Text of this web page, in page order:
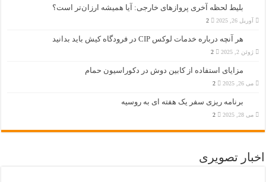
بلیط لحظه آخری پروازهای خارجی: آیا همیشه ارزان‌تر است؟
آوریل 26, 2025 2
هر آنچه درباره خدمات لوکس CIP در فرودگاه‌ کیش باید بدانید
ژوئن 2, 2025 2
مزایای استفاده از کابین دوش در دکوراسیون حمام
می 26, 2025 2
برنامه ریزی سفر یک هفته ای به روسیه
می 28, 2025 2
اخبار تصویری